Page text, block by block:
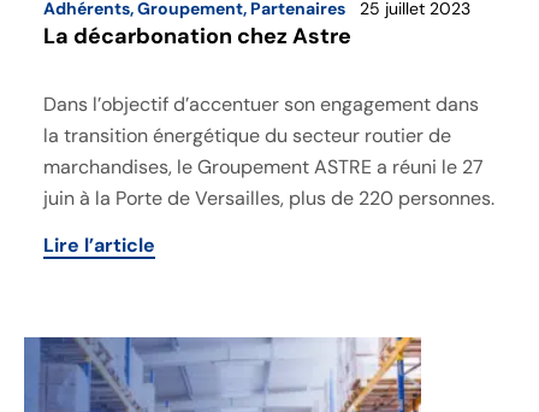
Adhérents,Groupement, Partenaires 25 juillet 2023
La décarbonation chez Astre
Dans l’objectif d’accentuer son engagement dans
la transition énergétique du secteur routier de
marchandises, le Groupement ASTRE a réuni le 27
juin à la Porte de Versailles, plus de 220 personnes.
Lire l’article